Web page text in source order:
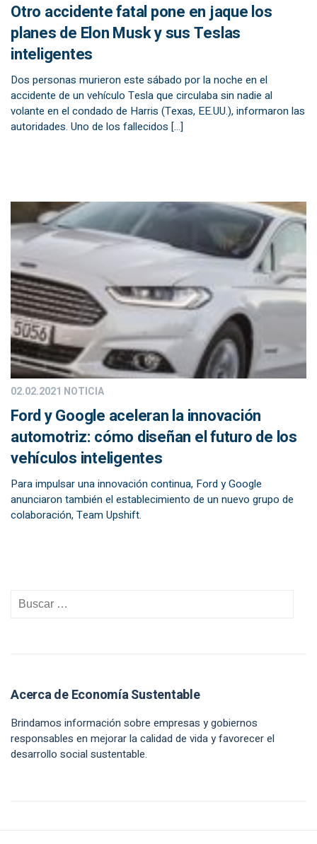
Otro accidente fatal pone en jaque los
planes de Elon Musk y sus Teslas
inteligentes
Dos personas murieron este sábado por la noche en el
accidente de un vehículo Tesla que circulaba sin nadie al
volante en el condado de Harris (Texas, EE.UU.), informaron las
autoridades. Uno de los fallecidos […]
02.02.2021 NOTICIA
Ford y Google aceleran la innovación
automotriz: cómo diseñan el futuro de los
vehículos inteligentes
Para impulsar una innovación continua, Ford y Google
anunciaron también el establecimiento de un nuevo grupo de
colaboración, Team Upshift.
Acerca de Economía Sustentable
Brindamos información sobre empresas y gobiernos
responsables en mejorar la calidad de vida y favorecer el
desarrollo social sustentable.